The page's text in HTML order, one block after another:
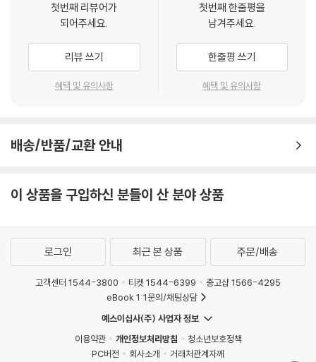
첫번째 리뷰어가
되어주세요.
리뷰 쓰기
혜택 및 유의사항
첫번째 한줄평을
남겨주세요.
한줄평 쓰기
혜택 및 유의사항
배송/반품/교환 안내
이 상품을 구입하신 분들이 산 분야 상품
로그인 최근 본 상품 주문/배송
고객센터 1544-3800 티켓 1544-6399
중고샵 1566-4295
eBook 1:1문의/채팅상담
예스이십사(주) 사업자 정보
이용약관
개인정보처리방침
청소년보호정책
PC버전
회사소개 거래처관계자께